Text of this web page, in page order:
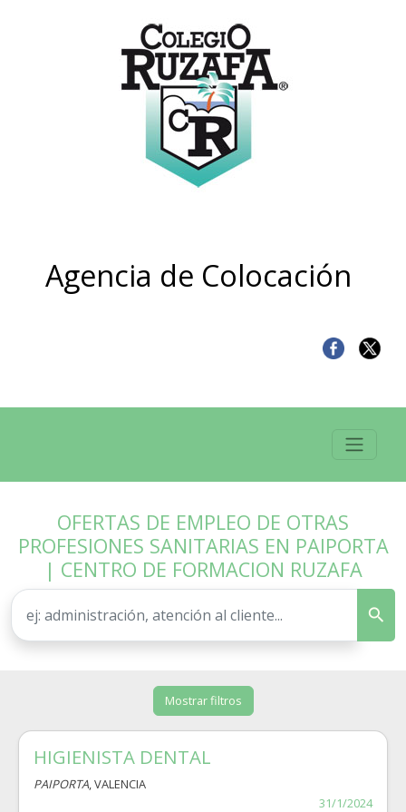
Agencia de Colocación
OFERTAS DE EMPLEO DE OTRAS
PROFESIONES SANITARIAS EN PAIPORTA
| CENTRO DE FORMACION RUZAFA
Mostrar filtros
HIGIENISTA DENTAL
PAIPORTA, VALENCIA
31/1/2024